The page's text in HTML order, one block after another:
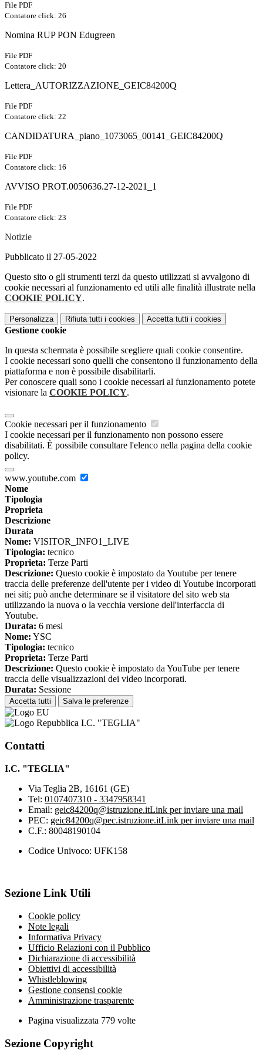
File PDF
Contatore click: 26
Nomina RUP PON Edugreen
File PDF
Contatore click: 20
Lettera_AUTORIZZAZIONE_GEIC84200Q
File PDF
Contatore click: 22
CANDIDATURA_piano_1073065_00141_GEIC84200Q
File PDF
Contatore click: 16
AVVISO PROT.0050636.27-12-2021_1
File PDF
Contatore click: 23
Notizie
Pubblicato il 27-05-2022
Questo sito o gli strumenti terzi da questo utilizzati si avvalgono di
cookie necessari al funzionamento ed utili alle finalità illustrate nella
COOKIE POLICY.
Personalizza Rifiuta tutti i cookies Accetta tutti i cookies
Gestione cookie
In questa schermata è possibile scegliere quali cookie consentire.
I cookie necessari sono quelli che consentono il funzionamento della
piattaforma e non è possibile disabilitarli.
Per conoscere quali sono i cookie necessari al funzionamento potete
visionare la COOKIE POLICY.
Cookie necessari per il funzionamento
I cookie necessari per il funzionamento non possono essere
disabilitati. È possibile consultare l'elenco nella pagina della cookie
policy.
www.youtube.com
Nome
Tipologia
Proprieta
Descrizione
Durata
Nome: VISITOR_INFO1_LIVE
Tipologia: tecnico
Proprieta: Terze Parti
Descrizione: Questo cookie è impostato da Youtube per tenere
traccia delle preferenze dell'utente per i video di Youtube incorporati
nei siti; può anche determinare se il visitatore del sito web sta
utilizzando la nuova o la vecchia versione dell'interfaccia di
Youtube.
Durata: 6 mesi
Nome: YSC
Tipologia: tecnico
Proprieta: Terze Parti
Descrizione: Questo cookie è impostato da YouTube per tenere
traccia delle visualizzazioni dei video incorporati.
Durata: Sessione
Accetta tutti Salva le preferenze
I.C. "TEGLIA"
Contatti
I.C. "TEGLIA"
Via Teglia 2B, 16161 (GE)
Tel: 0107407310 - 3347958341
Email: geic84200q@istruzione.itLink per inviare una mail
PEC: geic84200q@pec.istruzione.itLink per inviare una mail
C.F.: 80048190104
Codice Univoco: UFK158
Sezione Link Utili
Cookie policy
Note legali
Informativa Privacy
Ufficio Relazioni con il Pubblico
Dichiarazione di accessibilità
Obiettivi di accessibilità
Whistleblowing
Gestione consensi cookie
Amministrazione trasparente
Pagina visualizzata 779 volte
Sezione Copyright